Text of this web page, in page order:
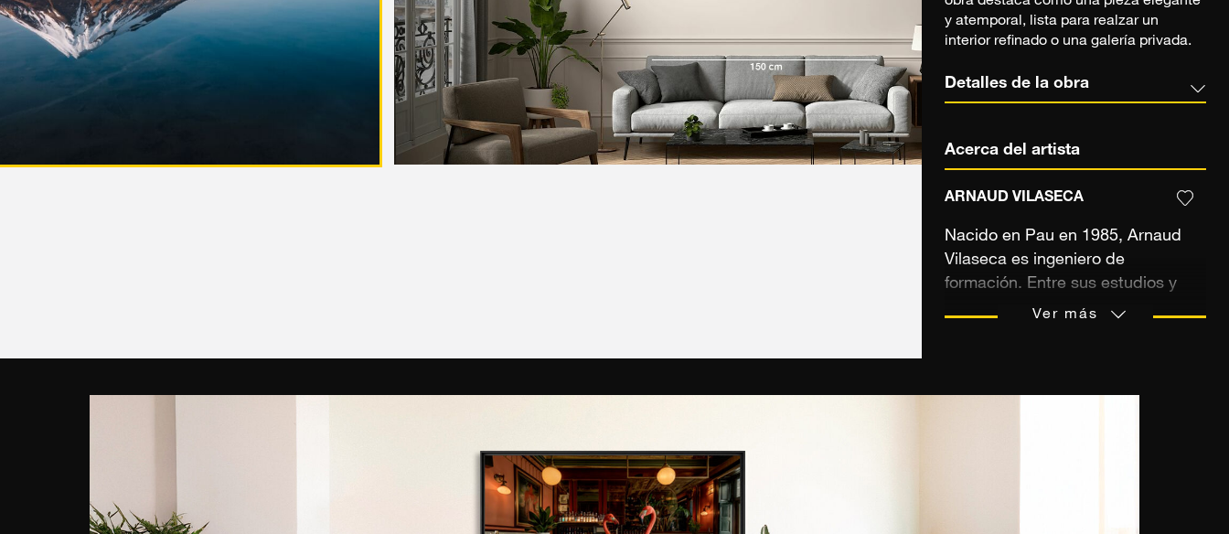
y atemporal, lista para realzar un
interior refinado o una galería privada.
Detalles de la obra
Acerca del artista
ARNAUD VILASECA
Nacido en Pau en 1985, Arnaud
Vilaseca es ingeniero de
formación. Entre sus estudios y
sus primeras experiencias
Ver más